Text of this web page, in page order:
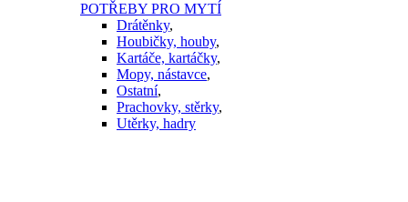
POTŘEBY PRO MYTÍ
Drátěnky,
Houbičky, houby,
Kartáče, kartáčky,
Mopy, nástavce,
Ostatní,
Prachovky, stěrky,
Utěrky, hadry